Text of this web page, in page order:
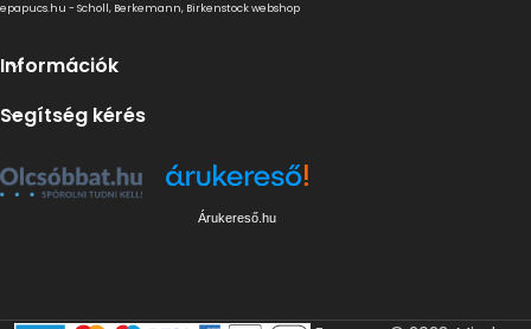
epapucs.hu - Scholl, Berkemann, Birkenstock webshop
Információk
Segítség kérés
Árukereső.hu